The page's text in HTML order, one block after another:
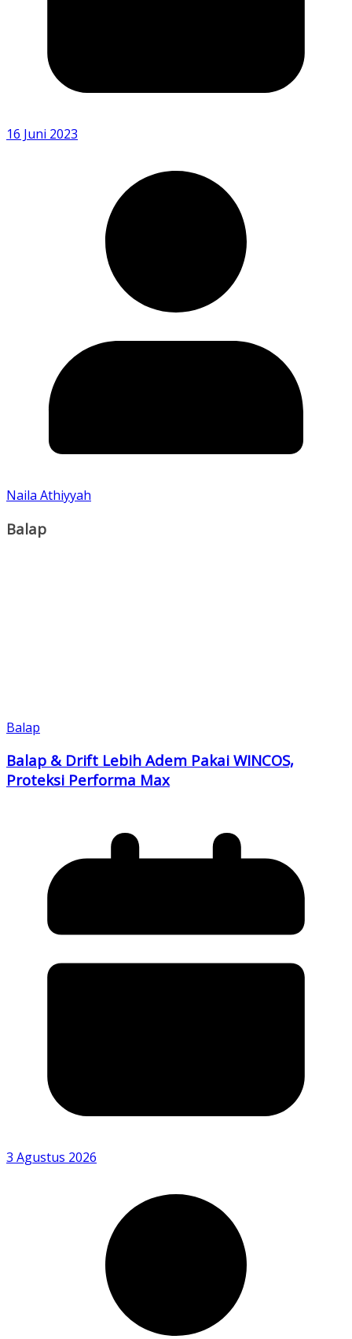
16 Juni 2023
Naila Athiyyah
Balap
Balap
Balap & Drift Lebih Adem Pakai WINCOS,
Proteksi Performa Max
3 Agustus 2026